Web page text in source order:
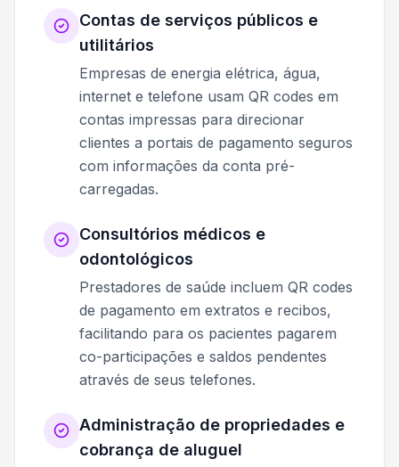
Contas de serviços públicos e
utilitários
Empresas de energia elétrica, água,
internet e telefone usam QR codes em
contas impressas para direcionar
clientes a portais de pagamento seguros
com informações da conta pré-
carregadas.
Consultórios médicos e
odontológicos
Prestadores de saúde incluem QR codes
de pagamento em extratos e recibos,
facilitando para os pacientes pagarem
co-participações e saldos pendentes
através de seus telefones.
Administração de propriedades e
cobrança de aluguel